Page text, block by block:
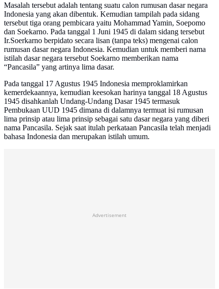
Masalah tersebut adalah tentang suatu calon rumusan dasar negara
Indonesia yang akan dibentuk. Kemudian tampilah pada sidang
tersebut tiga orang pembicara yaitu Mohammad Yamin, Soepomo
dan Soekarno. Pada tanggal 1 Juni 1945 di dalam sidang tersebut
Ir.Soerkarno berpidato secara lisan (tanpa teks) mengenai calon
rumusan dasar negara Indonesia. Kemudian untuk memberi nama
istilah dasar negara tersebut Soekarno memberikan nama
“Pancasila” yang artinya lima dasar.
Pada tanggal 17 Agustus 1945 Indonesia memproklamirkan
kemerdekaannya, kemudian keesokan harinya tanggal 18 Agustus
1945 disahkanlah Undang-Undang Dasar 1945 termasuk
Pembukaan UUD 1945 dimana di dalamnya termuat isi rumusan
lima prinsip atau lima prinsip sebagai satu dasar negara yang diberi
nama Pancasila. Sejak saat itulah perkataan Pancasila telah menjadi
bahasa Indonesia dan merupakan istilah umum.
Advertisement